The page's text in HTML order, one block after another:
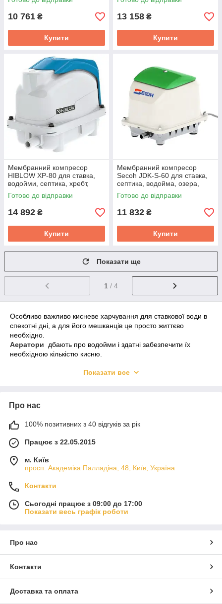
10 761 ₴
Купити
13 158 ₴
Купити
Мембранний компресор
HIBLOW XP-80 для ставка,
водойми, септика, хребт,
озера
Готово до відправки
14 892 ₴
Купити
Мембранний компресор
Secoh JDK-S-60 для ставка,
септика, водойма, озера,
хребет
Готово до відправки
11 832 ₴
Купити
Показати ще
1 / 4
Особливо важливо кисневе харчування для ставкової води в
спекотні дні, а для його мешканців це просто життєво
необхідно.
Аератори
дбають про водойми і здатні забезпечити їх
необхідною кількістю кисню.
водоростями, заиленность або неприємні запахи
допомогою
воду киснем.
Це стабілізує біологічні здібності водоймища до регенерації.
В результаті вода ― чиста, прозора і придатна для життя
рослин і всіх водних мешканців.
Ви можете оформивши замовлення через корзину сайту або
в телефонному режимі.
Показати все
Про нас
100% позитивних з 40 відгуків за рік
Працює з 22.05.2015
м. Київ
просп. Академіка Палладіна, 48, Київ, Україна
Контакти
Сьогодні працює з 09:00 до 17:00
Показати весь графік роботи
Про нас
Контакти
Доставка та оплата